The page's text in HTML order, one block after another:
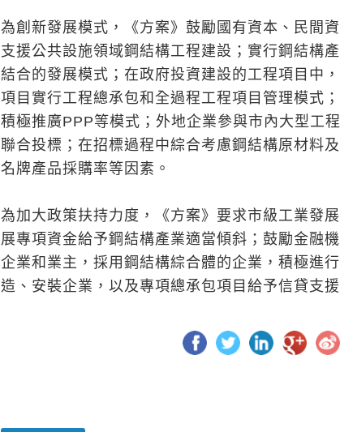
為創新發展模式，《方案》鼓勵國有資本、民間
支援公共設施領域鋼結構工程建設；實行鋼結構
結合的發展模式；在政府投資建設的工程項目中
項目實行工程總承包和全過程工程項目管理模式
積極推廣PPP等模式；外地企業參與市內大型工
聯合投標；在招標過程中綜合考慮鋼結構原材料
名牌產品採購率等因素。
為加大政策扶持力度，《方案》要求市級工業發
展專項資金給予鋼結構產業適當傾斜；鼓勵金融
企業和業主，採用鋼結構綜合體的企業，積極進
造、安裝企業，以及專項總承包項目給予信貸支援